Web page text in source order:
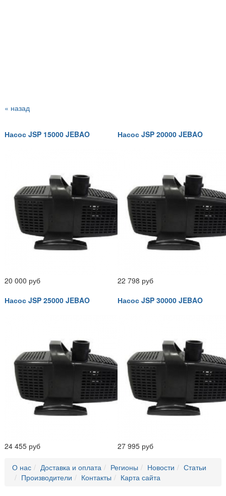
« назад
Насос JSP 15000 JEBAO
20 000 руб
Насос JSP 20000 JEBAO
22 798 руб
Насос JSP 25000 JEBAO
24 455 руб
Насос JSP 30000 JEBAO
27 995 руб
О нас Доставка и оплата Регионы Новости
Статьи
Производители
Контакты Карта сайта